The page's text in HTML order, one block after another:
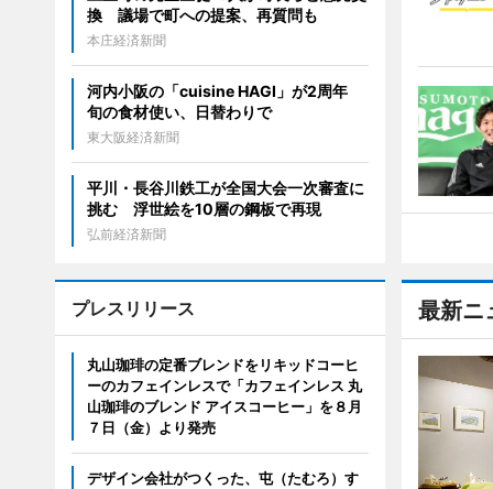
最新ニ
換 議場で町への提案、再質問も
本庄経済新聞
河内小阪の「cuisine HAGI」が2周年
旬の食材使い、日替わりで
東大阪経済新聞
平川・長谷川鉄工が全国大会一次審査に
挑む 浮世絵を10層の鋼板で再現
弘前経済新聞
プレスリリース
丸山珈琲の定番ブレンドをリキッドコーヒ
ーのカフェインレスで「カフェインレス 丸
山珈琲のブレンド アイスコーヒー」を８月
７日（金）より発売
デザイン会社がつくった、屯（たむろ）す